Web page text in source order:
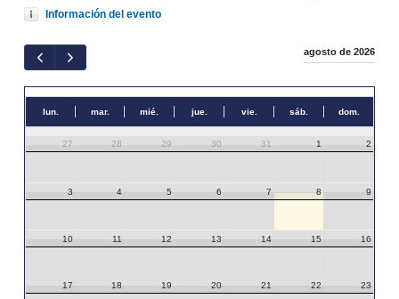
Información del evento
agosto de 2026
lun. mar. mié. jue. vie. sáb. dom.
27 28 29 30 31 1 2
3 4 5 6 7 8 9
10 11 12 13 14 15 16
17 18 19 20 21 22 23